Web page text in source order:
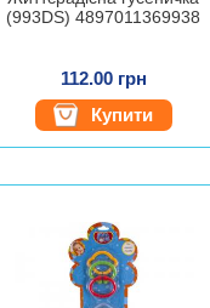
(993DS) 4897011369938
112.00 грн
Купити